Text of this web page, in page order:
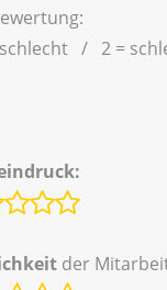
schlecht / 2 =
der